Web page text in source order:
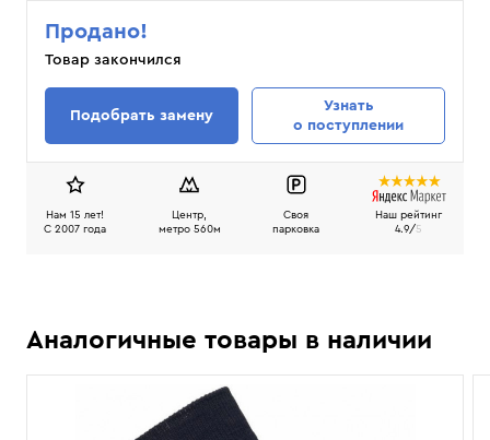
Продано!
Товар закончился
Подобрать замену
Узнать
о поступлении
Нам 15 лет!
C 2007 года
Центр,
метро 560м
Своя
парковка
Наш рейтинг
4.9/5
Аналогичные товары в наличии